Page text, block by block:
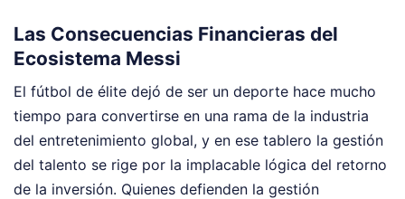
Las Consecuencias Financieras del
Ecosistema Messi
El fútbol de élite dejó de ser un deporte hace mucho
tiempo para convertirse en una rama de la industria
del entretenimiento global, y en ese tablero la gestión
del talento se rige por la implacable lógica del retorno
de la inversión. Quienes defienden la gestión